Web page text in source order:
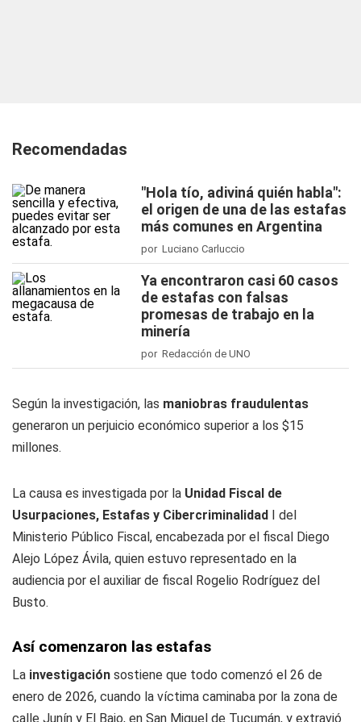
Recomendadas
"Hola tío, adiviná quién habla":
el origen de una de las estafas
más comunes en Argentina
por Luciano Carluccio
Ya encontraron casi 60 casos
de estafas con falsas
promesas de trabajo en la
minería
por Redacción de UNO
Según la investigación, las maniobras fraudulentas
generaron un perjuicio económico superior a los $15
millones.
La causa es investigada por la Unidad Fiscal de
Usurpaciones, Estafas y Cibercriminalidad I del
Ministerio Público Fiscal, encabezada por el fiscal Diego
Alejo López Ávila, quien estuvo representado en la
audiencia por el auxiliar de fiscal Rogelio Rodríguez del
Busto.
Así comenzaron las estafas
La investigación sostiene que todo comenzó el 26 de
enero de 2026, cuando la víctima caminaba por la zona de
calle Junín y El Bajo, en San Miguel de Tucumán, y extravió